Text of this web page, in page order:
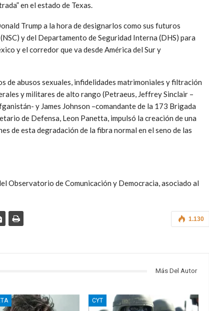
en el estado de Texas.
Trump a la hora de designarlos como sus futuros
y del Departamento de Seguridad Interna (DHS) para
y el corredor que va desde América del Sur y
de abusos sexuales, infidelidades matrimoniales y filtración
y militares de alto rango (Petraeus, Jeffrey Sinclair –
y James Johnson –comandante de la 173 Brigada
de Defensa, Leon Panetta, impulsó la creación de una
de esta degradación de la fibra normal en el seno de las
Observatorio de Comunicación y Democracia, asociado al
1.130
Más Del Autor
CYT